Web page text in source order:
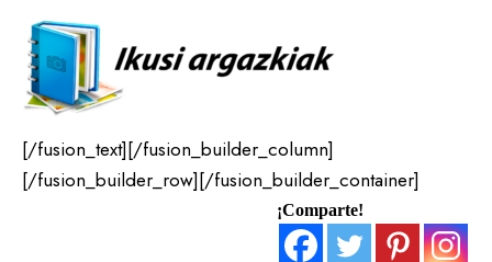
[/fusion_text][/fusion_builder_column]
[/fusion_builder_row][/fusion_builder_container]
¡Comparte!